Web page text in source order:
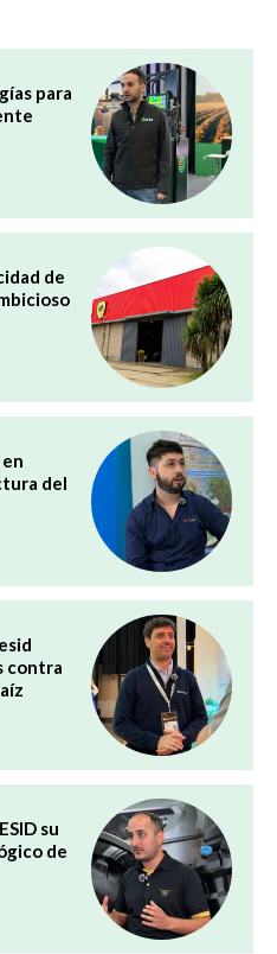
para
de
del
contra
su
de